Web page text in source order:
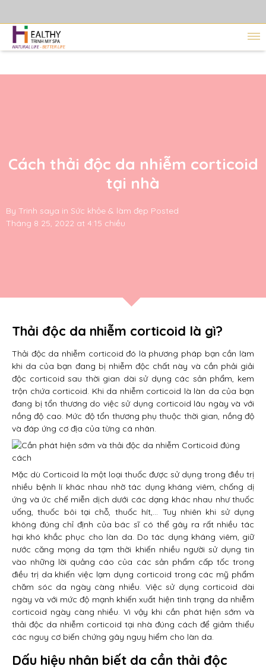
Cách thải độc da nhiễm corticoid
tại nhà
By Trinh saya in Sức khỏe & làm đẹp Posted
Tháng 8 25, 2022 at 4:15 chiều
Thải độc da nhiễm corticoid là gì?
Thải độc da nhiễm corticoid đó là phương pháp bạn cần làm
khi da của bạn đang bị nhiễm độc chất này và cần phải giải
độc corticoid sau thời gian dài sử dụng các sản phẩm, kem
trộn chứa corticoid. Khi da nhiễm corticoid là làn da của bạn
đang bị tổn thương do việc sử dụng corticoid lâu ngày và với
nồng độ cao. Mức độ tổn thương phụ thuộc thời gian, nồng độ
và đáp ứng cơ địa của từng cá nhân.
Mặc dù Corticoid là một loại thuốc được sử dụng trong điều trị
nhiều bệnh lí khác nhau nhờ tác dụng kháng viêm, chống dị
ứng và ức chế miễn dịch dưới các dạng khác nhau như thuốc
uống, thuốc bôi tại chỗ, thuốc hít,… Tuy nhiên khi sử dụng
không đúng chỉ định của bác sĩ có thể gây ra rất nhiều tác
hại khó khắc phục cho làn da. Do tác dụng kháng viêm, giữ
nước căng mọng da tạm thời khiến nhiều người sử dụng tin
vào những lời quảng cáo của các sản phẩm cấp tốc trong
điều trị da khiến việc lạm dụng corticoid trong các mỹ phẩm
chăm sóc da ngày càng nhiều. Việc sử dụng corticoid dài
ngày và với mức độ mạnh khiến xuất hiện tình trạng da nhiễm
corticoid ngày càng nhiều. Vì vậy khi cần phát hiện sớm và
thải độc da nhiễm corticoid tại nhà đúng cách để giảm thiểu
các nguy cơ biến chứng gây nguy hiểm cho làn da.
Dấu hiệu nhân biết da cần thải độc